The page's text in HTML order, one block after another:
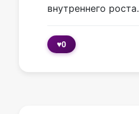
внутреннего роста.
♥0